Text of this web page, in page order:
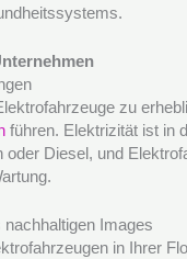
zu
führen. Elektrizität ist in
oder Diesel, und
Images
in Ihrer